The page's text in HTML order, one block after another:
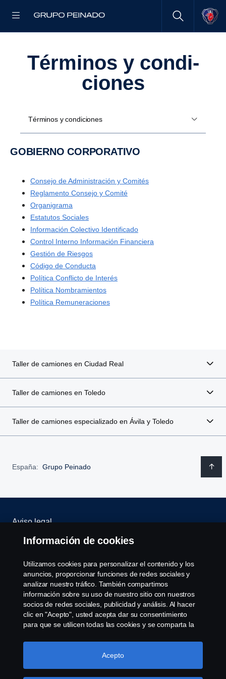
Términos y condi­
ciones
Términos y condiciones
GOBIERNO CORPORATIVO
Consejo de Administración y Comités
Reglamento Consejo y Comité
Organigrama
Estatutos Sociales
Información Colectivo Identificado
Control Interno Información Financiera
Gestión de Riesgos
Código de Conducta
Política Conflicto de Interés
Política Nombramientos
Política Remuneraciones
Taller de camiones en Ciudad Real
Taller de camiones en Toledo
Taller de camiones especializado en Ávila y Toledo
España: Grupo Peinado
Aviso legal
Política de privacidad
Scania Assitance
Política de cookies
Opciones de Cookies
Información de cookies
Utilizamos cookies para personalizar el contenido y los
anuncios, proporcionar funciones de redes sociales y
analizar nuestro tráfico. También compartimos
información sobre su uso de nuestro sitio con nuestros
socios de redes sociales, publicidad y análisis. Al hacer
clic en "Acepto", usted acepta dar su consentimiento
para que se utilicen todas las cookies y se comparta la
haciendo clic en "Configuración de cookies" y
seleccionando las categorías que desea aceptar. Para
Acepto